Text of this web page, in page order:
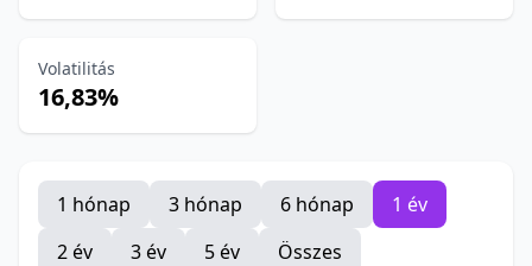
Volatilitás
16,83%
1 hónap 3 hónap 6 hónap
1 év
2 év
3 év 5 év Összes